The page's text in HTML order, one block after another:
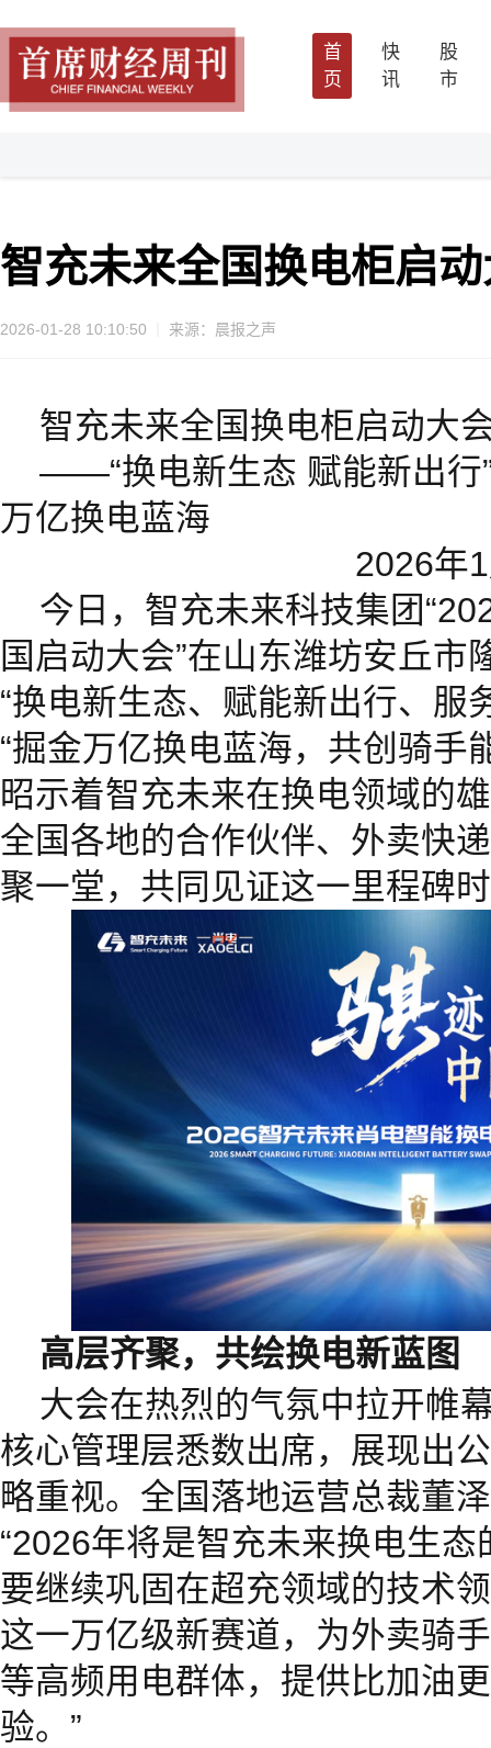
首
页
快
讯
股
市
智充未来全国换电柜启
2026-01-28 10:10:50 来源：晨报之声
智充未来全国换电柜启动大
——“换电新生态 赋能新出行
万亿换电蓝海
2026年
今日，智充未来科技集团
国启动大会”在山东潍坊安丘市
“换电新生态、赋能新出行、服
“掘金万亿换电蓝海，共创骑手
昭示着智充未来在换电领域的
全国各地的合作伙伴、外卖快
聚一堂，共同见证这一里程碑
高层齐聚，共绘换电新蓝图
大会在热烈的气氛中拉开帷
核心管理层悉数出席，展现出
略重视。全国落地运营总裁董
“2026年将是智充未来换电生态
要继续巩固在超充领域的技术
这一万亿级新赛道，为外卖骑
等高频用电群体，提供比加油
验。”